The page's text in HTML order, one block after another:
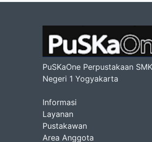
PuSKaOne Perpustakaan SMK
Negeri 1 Yogyakarta
Informasi
Layanan
Pustakawan
Area Anggota